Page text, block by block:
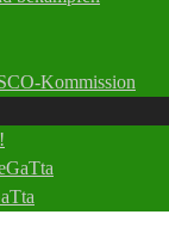
Kommission